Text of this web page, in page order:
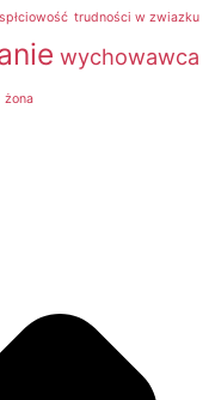
trudności w zwiazku
wychowawca
żona